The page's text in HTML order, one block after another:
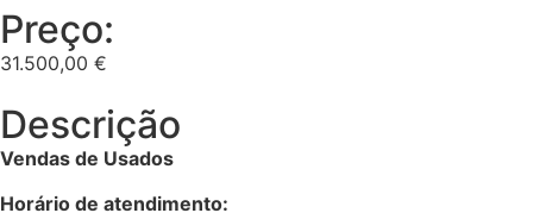
Preço:
31.500,00 €
Descrição
Vendas de Usados
Horário de atendimento: